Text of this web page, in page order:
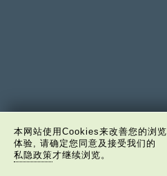
本网站使用Cookies来改善您的浏览
体验, 请确定您同意及接受我们的
私隐政策才继续浏览。